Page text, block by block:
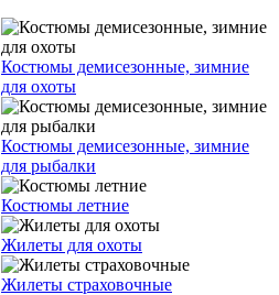
Костюмы демисезонные, зимние
для охоты
Костюмы демисезонные, зимние
для рыбалки
Костюмы летние
Жилеты для охоты
Жилеты страховочные